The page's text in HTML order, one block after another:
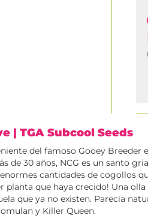
| TGA Subcool Seeds
del famoso Gooey Breeder
de 30 años, NCG es un santo
cantidades de cogollos
planta que haya crecido! Una
que ya no existen. Parecía
y Killer Queen.